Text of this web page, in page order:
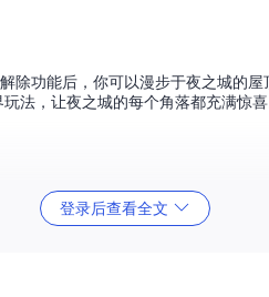
除功能后，你可以漫步于夜之城的
法，让夜之城的每个角落都充满惊喜
和跳过过场动画功能，平均可节省
登录后查看全文